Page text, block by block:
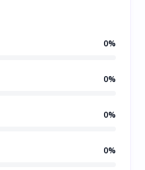
0%
0%
0%
0%